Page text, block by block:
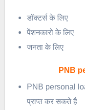
डॉक्टर्स के लिए
पेंशनकारो के लिए
जनता के लिए
PNB
PNB personal
प्राप्त कर सकते है